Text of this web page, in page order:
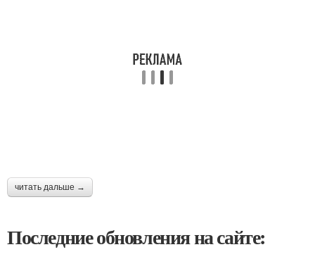
читать дальше →
Последние обновления на сайте: